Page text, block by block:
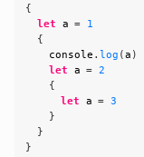
{
let
a =
1
{
console .log (a )
let
a = 2
{
let a = 3
}
}
}